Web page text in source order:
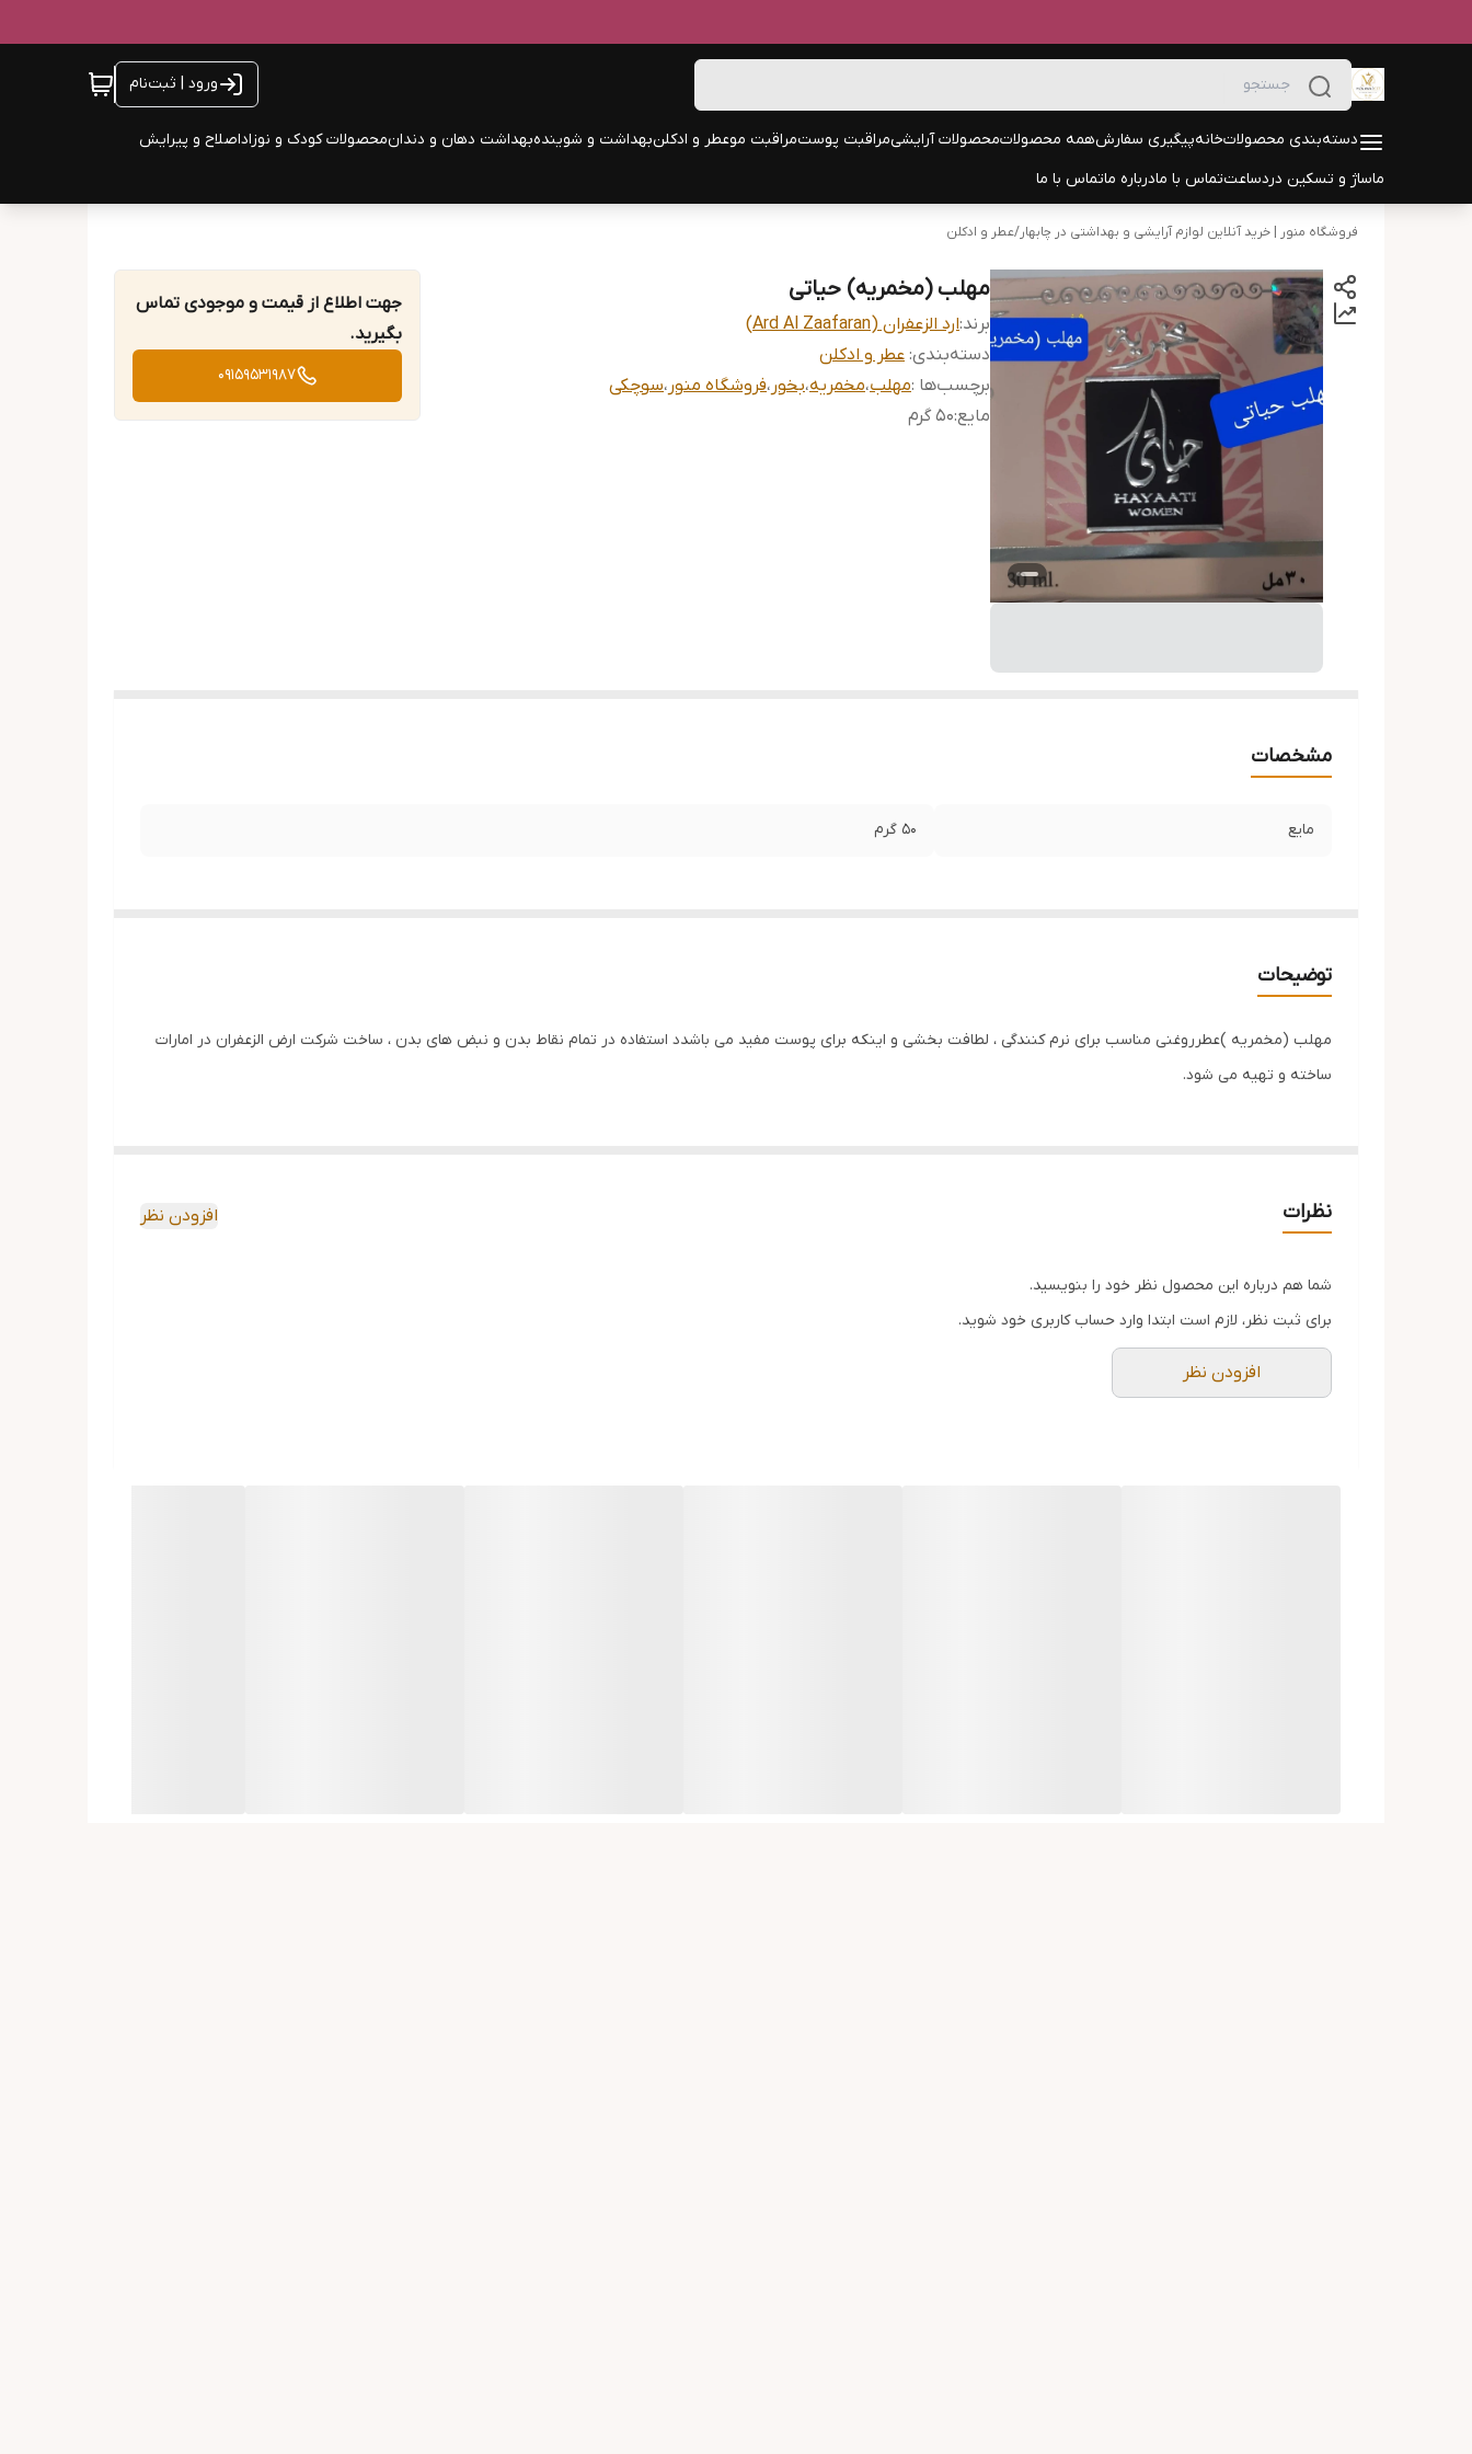
ورود | ثبت‌نام
دسته‌بندی محصولاتخانهپیگیری سفارشهمه محصولاتمحصولات آرایشیمراقبت پوستمراقبت موعطر و ادکلنبهداشت و شویندهبهداشت دهان و دندانمحصولات کودک و نوزاداصلاح و پیرایش
ماساژ و تسکین دردساعتتماس با مادرباره ماتماس با ما
فروشگاه منور | خرید آنلاین لوازم آرایشی و بهداشتی در چابهار/عطر و ادکلن
مهلب (مخمریه) حیاتی
برند:ارد الزعفران (Ard Al Zaafaran)
دسته‌بندی: عطر و ادکلن
برچسب‌ها :مهلب،مخمریه،بخور ،فروشگاه منور ،سوچکی
مایع:50 گرم
جهت اطلاع از قیمت و موجودی تماس
بگیرید.
09159531987
مشخصات
مایع 50 گرم
توضیحات
مهلب (مخمریه )عطرروغنی مناسب برای نرم کنندگی ، لطافت بخشی و اینکه برای پوست مفید می باشدد استفاده در تمام نقاط بدن و نبض های بدن ، ساخت شرکت ارض الزعفران در امارات
ساخته و تهیه می شود.
نظرات افزودن نظر
شما هم درباره این محصول نظر خود را بنویسید.
برای ثبت نظر، لازم است ابتدا وارد حساب کاربری خود شوید.
افزودن نظر